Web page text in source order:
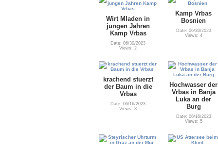
Wirt Mladen in
jungen Jahren
Kamp Vrbas
Date: 06/30/2023
Views: 2
Kamp Vrbas
Bosnien
Date: 06/30/2023
Views: 4
krachend stuerzt
der Baum in die
Vrbas
Date: 06/16/2023
Views: 3
Hochwasser der
Vrbas in Banja
Luka an der
Burg
Date: 06/16/2023
Views: 5